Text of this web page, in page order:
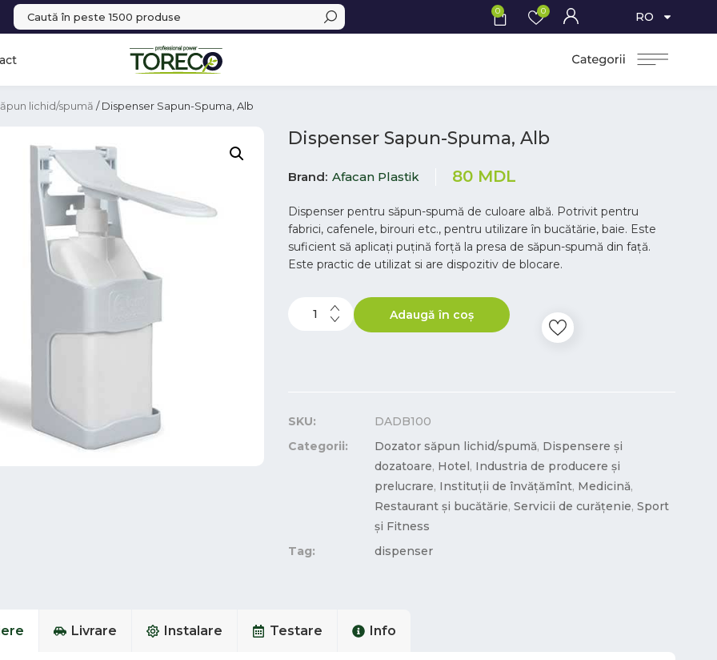
0 0 RO
lichid/spumă / Dispenser Sapun-Spuma, Alb
Dispenser Sapun-Spuma, Alb
Brand Afacan Plastik 80 MDL
Dispenser pentru săpun-spumă de culoare albă. Potrivit pentru
fabrici, cafenele, birouri etc., pentru utilizare în bucătărie, baie. Este
suficient să aplicați puțină forță la presa de săpun-spumă din față.
Este practic de utilizat si are dispozitiv de blocare.
Adaugă în coș
SKU:
DADB100
Categorii:
Dozator săpun lichid/spumă, Dispensere și
dozatoare, Hotel, Industria de producere și
prelucrare, Instituții de învățămînt, Medicină,
Restaurant și bucătărie,Servicii de curățenie,Sport
și Fitness
Tag:
dispenser
Livrare Instalare Testare Info